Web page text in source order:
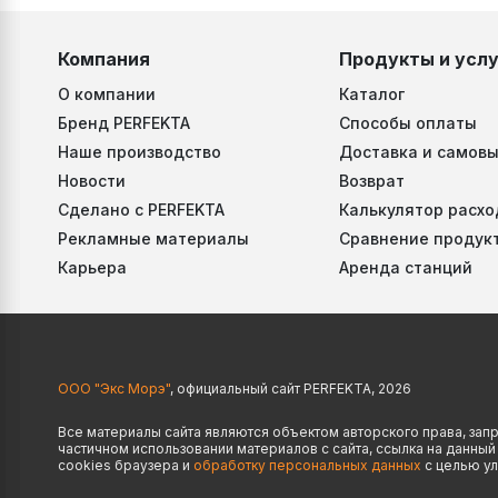
Компания
О компании
Бренд PERFEKTA
Наше производство
Новости
Сделано с PERFEKTA
Рекламные материалы
Карьера
Продукты и
Каталог
Способы оплаты
Доставка и
Возврат
Калькулятор
Сравнение
Аренда станций
ООО "Экс Морэ", официальный сайт PERFEKTA, 2026
Все материалы сайта являются объектом авторского права,
частичном использовании материалов с сайта, ссылка на
cookies браузера и обработку персональных данных с целью